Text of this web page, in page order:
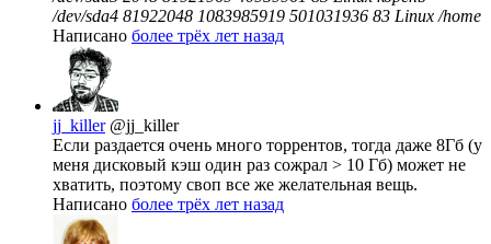
/dev/sda4 81922048 1083985919 501031936 83 Linux /home
Написано более трёх лет назад
jj_killer @jj_killer
Если раздается очень много торрентов, тогда даже 8Гб (у
меня дисковый кэш один раз сожрал > 10 Гб) может не
хватить, поэтому своп все же желательная вещь.
Написано более трёх лет назад